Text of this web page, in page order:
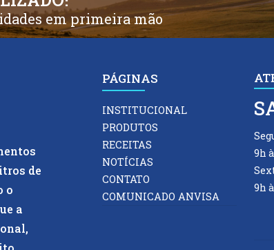
em primeira mão
de
o
a
PÁGINAS
INSTITUCIONAL
PRODUTOS
RECEITAS
NOTÍCIAS
CONTATO
COMUNICADO ANVISA
9h
9h